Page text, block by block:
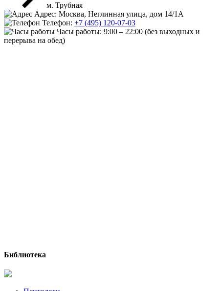
м. Трубная
Адрес: Москва, Неглинная улица, дом 14/1А
Телефон: +7 (495) 120-07-03
Часы работы: 9:00 – 22:00 (без выходных и
перерыва на обед)
Библиотека